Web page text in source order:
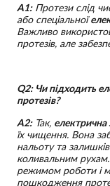
A1:Протези слід
або спеціальної
Важливо
протезів, але
Q2: Чи підходить
протезів?
A2:Так, електрична
їх чищення. Вона
нальоту та
коливальним
режимом роботи і
пошкодження